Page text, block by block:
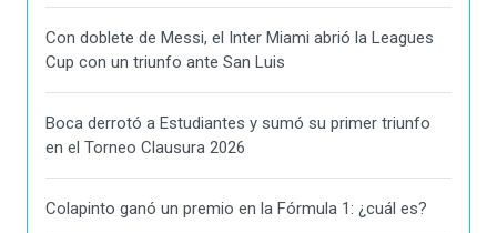
Con doblete de Messi, el Inter Miami abrió la Leagues
Cup con un triunfo ante San Luis
Boca derrotó a Estudiantes y sumó su primer triunfo
en el Torneo Clausura 2026
Colapinto ganó un premio en la Fórmula 1: ¿cuál es?